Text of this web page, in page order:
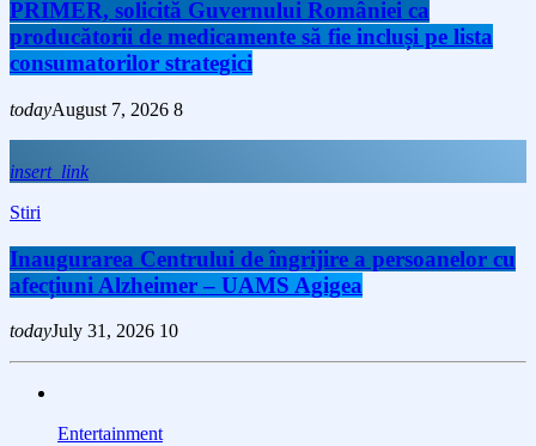
PRIMER, solicită Guvernului României ca
producătorii de medicamente să fie incluși pe lista
consumatorilor strategici
todayAugust 7, 2026 8
insert_link
Stiri
Inaugurarea Centrului de îngrijire a persoanelor cu
afecțiuni Alzheimer – UAMS Agigea
todayJuly 31, 2026 10
Entertainment